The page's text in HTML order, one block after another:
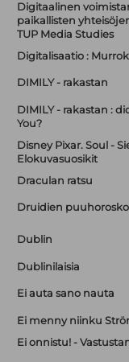
Digitaalinen
paikallisten
TUP Media Studies
Digitalisaatio :
DIMILY - rakastan
DIMILY - rakastan :
You?
Disney Pixar. Soul -
Elokuvasuosikit
Draculan ratsu
Druidien
Dublin
Dublinilaisia
Ei auta sano nauta
Ei menny niinku
Ei onnistu! -